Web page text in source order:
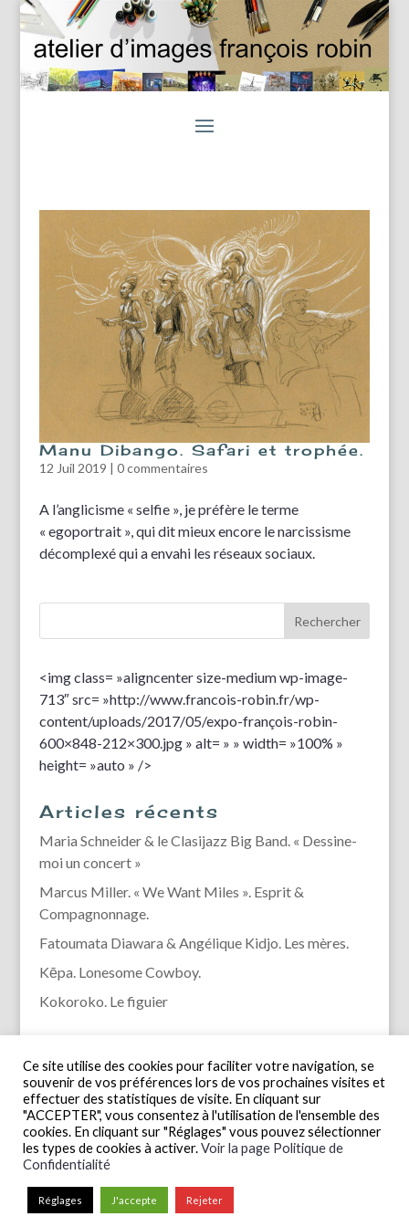
Manu Dibango. Safari et trophée.
12 Juil 2019 | 0 commentaires
A l’anglicisme « selfie », je préfère le terme
« egoportrait », qui dit mieux encore le narcissisme
décomplexé qui a envahi les réseaux sociaux.
<img class= »aligncenter size-medium wp-image-
713″ src= »http://www.francois-robin.fr/wp-
content/uploads/2017/05/expo-françois-robin-
600×848-212×300.jpg » alt= » » width= »100% »
height= »auto » />
Articles récents
Maria Schneider & le Clasijazz Big Band. « Dessine-
moi un concert »
Marcus Miller. « We Want Miles ». Esprit &
Compagnonnage.
Fatoumata Diawara & Angélique Kidjo. Les mères.
Kēpa. Lonesome Cowboy.
Kokoroko. Le figuier
Ce site utilise des cookies pour faciliter votre navigation, se
souvenir de vos préférences lors de vos prochaines visites et
effectuer des statistiques de visite. En cliquant sur
"ACCEPTER", vous consentez à l'utilisation de l'ensemble des
cookies. En cliquant sur "Réglages" vous pouvez sélectionner
les types de cookies à activer.Voir la page Politique de
Confidentialité
Réglages J'accepte Rejeter